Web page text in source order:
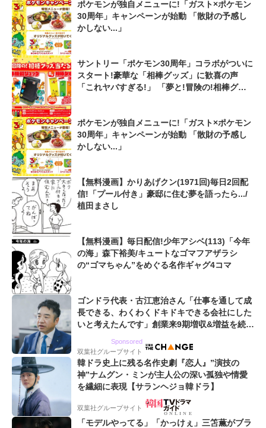
ポケモンが独自メニューに!「ガスト×ポケモン
30周年」キャンペーンが始動 「散財の予感し
かしない...」
サントリー「ポケモン30周年」コラボがついに
スタート!豪華な「相棒グッズ」に歓喜の声
「これヤバすぎる!」 「夢と!冒険の!相棒グッ
ポケモンが独自メニューに!「ガスト×ポケモン
30周年」キャンペーンが始動 「散財の予感し
かしない...」
【無料漫画】かりあげクン(1971回)毎日2回配
信!「プール付き」豪邸に住む夢を語ったら.../
植田まさし
【無料漫画】毎日配信!少年アシベ(113)「今年
の海」森下裕美/キュートなゴマフアザラシ
の“ゴマちゃん”をめぐる名作ギャグ4コマ
ゴンドラ代表・古江恵治さん「仕事を通して成
長できる、わくわくドキドキできる会社にした
いと考えたんです」創業来9期増収&増益を続け
Sponsored
双葉社グループサイト
韓ドラ史上に残る名作史劇『恋人』”演技の
神”ナムグン・ミンが主人公の深い孤独や情愛
を繊細に表現【サランヘジョ韓ドラ】
双葉社グループサイト
「モデルやってる」「かっけぇ」三笘薫がブラ